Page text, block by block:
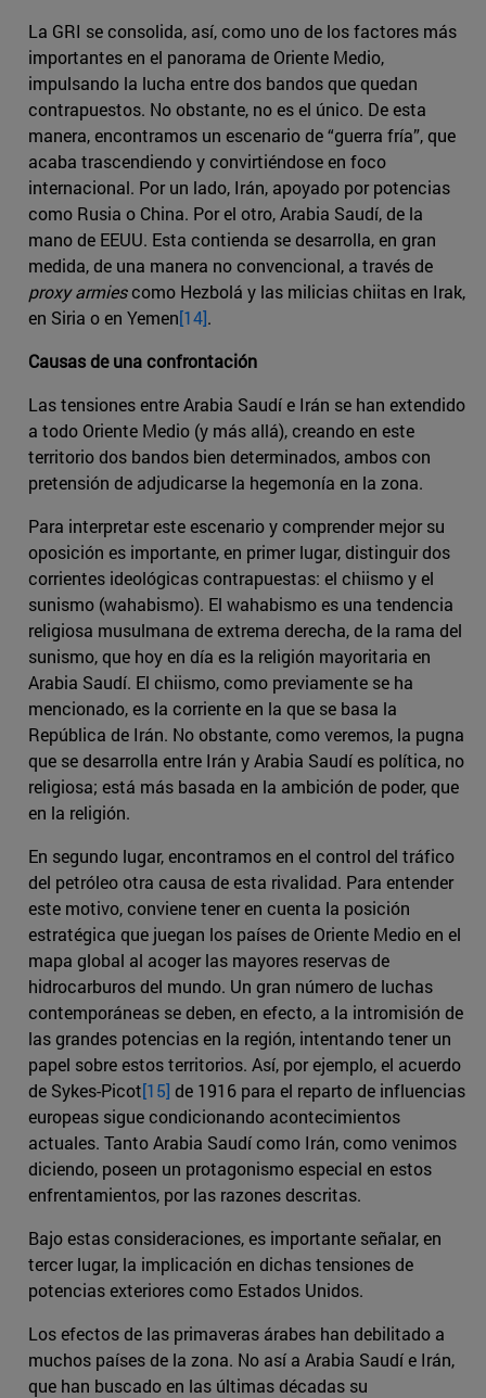
La GRI se consolida, así, como uno de los factores más
importantes en el panorama de Oriente Medio,
impulsando la lucha entre dos bandos que quedan
contrapuestos. No obstante, no es el único. De esta
manera, encontramos un escenario de “guerra fría”, que
acaba trascendiendo y convirtiéndose en foco
internacional. Por un lado, Irán, apoyado por potencias
como Rusia o China. Por el otro, Arabia Saudí, de la
mano de EEUU. Esta contienda se desarrolla, en gran
medida, de una manera no convencional, a través de
proxy armiescomo Hezbolá y las milicias chiitas en Irak,
en Siria o en Yemen[14].
Causas de una confrontación
Las tensiones entre Arabia Saudí e Irán se han extendido
a todo Oriente Medio (y más allá), creando en este
territorio dos bandos bien determinados, ambos con
pretensión de adjudicarse la hegemonía en la zona.
Para interpretar este escenario y comprender mejor su
oposición es importante, en primer lugar, distinguir dos
corrientes ideológicas contrapuestas: el chiismo y el
sunismo (wahabismo). El wahabismo es una tendencia
religiosa musulmana de extrema derecha, de la rama del
sunismo, que hoy en día es la religión mayoritaria en
Arabia Saudí. El chiismo, como previamente se ha
mencionado, es la corriente en la que se basa la
República de Irán. No obstante, como veremos, la pugna
que se desarrolla entre Irán y Arabia Saudí es política, no
religiosa; está más basada en la ambición de poder, que
en la religión.
En segundo lugar, encontramos en el control del tráfico
del petróleo otra causa de esta rivalidad. Para entender
este motivo, conviene tener en cuenta la posición
estratégica que juegan los países de Oriente Medio en el
mapa global al acoger las mayores reservas de
hidrocarburos del mundo. Un gran número de luchas
contemporáneas se deben, en efecto, a la intromisión de
las grandes potencias en la región, intentando tener un
papel sobre estos territorios. Así, por ejemplo, el acuerdo
de Sykes-Picot[15] de 1916 para el reparto de influencias
europeas sigue condicionando acontecimientos
actuales. Tanto Arabia Saudí como Irán, como venimos
diciendo, poseen un protagonismo especial en estos
enfrentamientos, por las razones descritas.
Bajo estas consideraciones, es importante señalar, en
tercer lugar, la implicación en dichas tensiones de
potencias exteriores como Estados Unidos.
Los efectos de las primaveras árabes han debilitado a
muchos países de la zona. No así a Arabia Saudí e Irán,
que han buscado en las últimas décadas su